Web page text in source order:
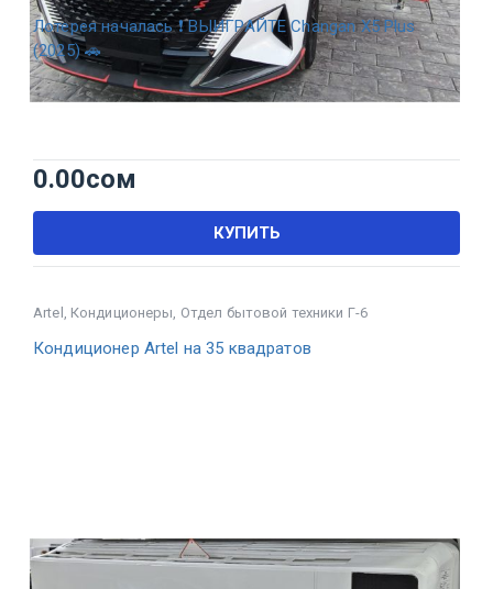
Лотерея началась ❗ ВЫИГРАЙТЕ Changan X5 Plus
(2025) 🚗
0.00сом
КУПИТЬ
Artel Кондиционеры Отдел бытовой техники Г-6
Кондиционер Artel на 35 квадратов